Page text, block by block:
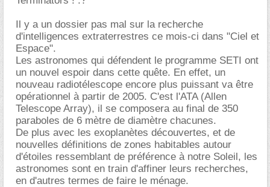
Il y a un dossier pas mal sur la recherche
d'intelligences extraterrestres ce mois-ci dans "Ciel et
Espace".
Les astronomes qui défendent le programme SETI ont
un nouvel espoir dans cette quête. En effet, un
nouveau radiotélescope encore plus puissant va être
opérationnel à partir de 2005. C'est l'ATA (Allen
Telescope Array), il se composera au final de 350
paraboles de 6 mètre de diamètre chacunes.
De plus avec les exoplanètes découvertes, et de
nouvelles définitions de zones habitables autour
d'étoiles ressemblant de préférence à notre Soleil, les
astronomes sont en train d'affiner leurs recherches,
en d'autres termes de faire le ménage.